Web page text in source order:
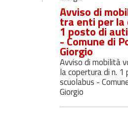
Avviso di
tra enti per la
1 posto di
- Comune di
Giorgio
Avviso di mobilità
la copertura di n.
scuolabus -
Giorgio